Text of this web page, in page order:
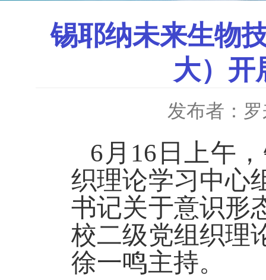
锡耶纳未来生物
大）开
发布者：
6月16日上午
织理论学习中心
书记关于意识形
校二级党组织理
徐一鸣主持。